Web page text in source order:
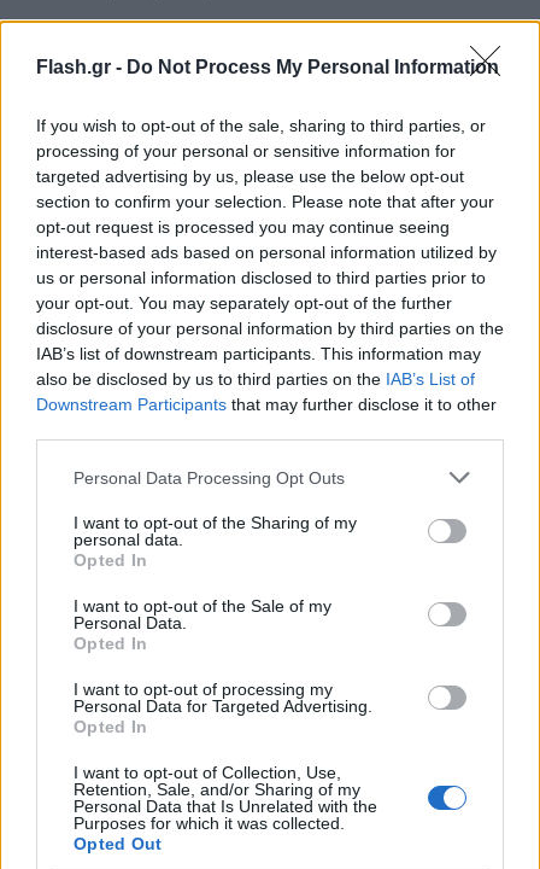
Flash.gr - Do Not Process My Personal Information
If you wish to opt-out of the sale, sharing to third parties, or
processing of your personal or sensitive information for
targeted advertising by us, please use the below opt-out
section to confirm your selection. Please note that after your
opt-out request is processed you may continue seeing
interest-based ads based on personal information utilized by
us or personal information disclosed to third parties prior to
your opt-out. You may separately opt-out of the further
disclosure of your personal information by third parties on the
IAB’s list of downstream participants. This information may
also be disclosed by us to third parties on the IAB’s List of
Downstream Participants that may further disclose it to other
Please note that this website/app uses one or more Google
not limited to your visit or usage behaviour. You may click to
grant or deny consent to Google and its third-party tags to
use your data for below specified purposes in below Google
consent section.
Personal Data Processing Opt Outs
I want to opt-out of the Sharing of my
personal data.
Opted In
I want to opt-out of the Sale of my
Personal Data.
Opted In
I want to opt-out of processing my
Personal Data for Targeted Advertising.
Opted In
I want to opt-out of Collection, Use,
Retention, Sale, and/or Sharing of my
Personal Data that Is Unrelated with the
Purposes for which it was collected.
Opted Out
Νικόλας
Φιλίππου
Ερνέστο Βαλβέρδε: Από τους πάγκους σε ροκ...
μπάντα - Το βίντεο που τον δείχνει να παίζει
κιθάρα [Vid]
Ο πρώην προπονητής του Ολυμπιακού, Ερνέστο Βαλβέρδε
27.03.2025 22:30
Flash.gr